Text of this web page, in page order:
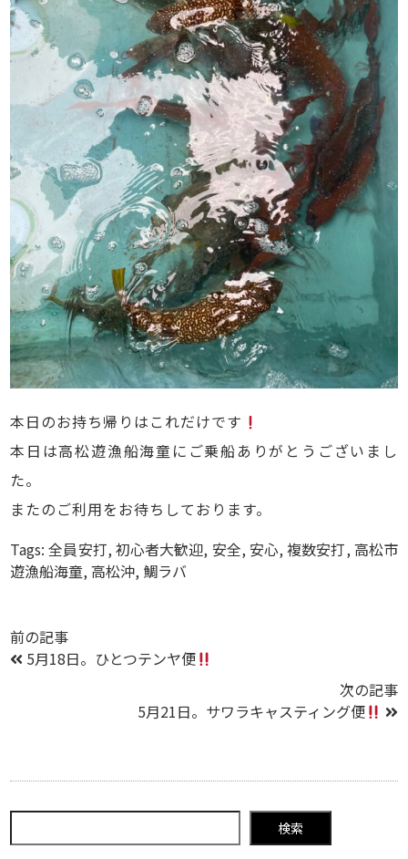
本日のお持ち帰りはこれだけです
本日は高松遊漁船海童にご乗船ありがとうございまし
た。
またのご利用をお待ちしております。
Tags:全員安打,初心者大歓迎, 安全, 安心,複数安打,高松市
遊漁船海童,高松沖, 鯛ラバ
前の記事
5月18日。ひとつテンヤ便
次の記事
5月21日。サワラキャスティング便
検索